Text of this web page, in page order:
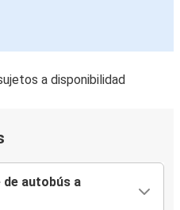
a disponibilidad
autobús a